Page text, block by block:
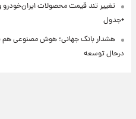
+جدول
هشدار بانک جهانی؛ هوش مصنوعی
درحال توسعه